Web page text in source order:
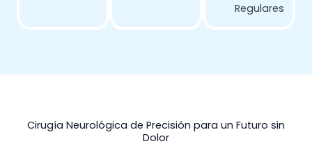
Regulares
Cirugía Neurológica de Precisión para un Futuro sin
Dolor